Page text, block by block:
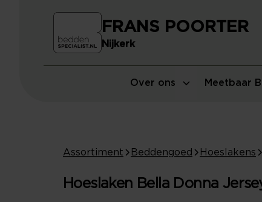
Over ons Meetbaar
FRANS POORTER
Nijkerk
Assortiment Beddengoed Hoeslakens
Hoeslaken Bella Donna